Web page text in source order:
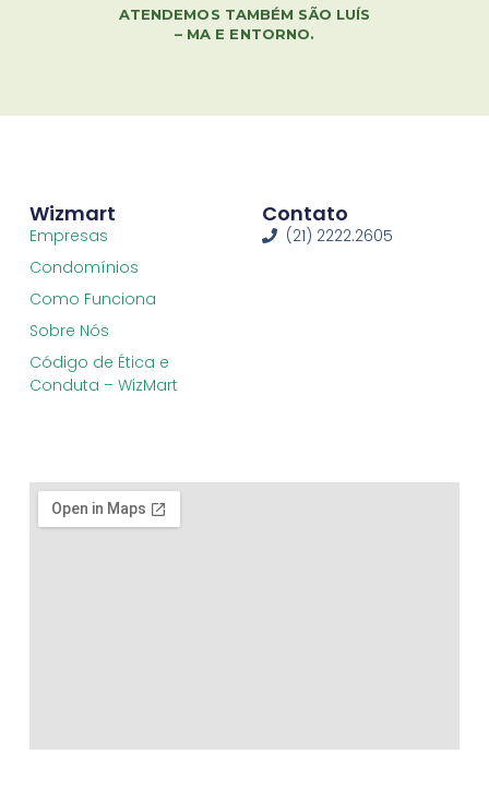
ATENDEMOS TAMBÉM SÃO LUÍS
– MA E ENTORNO.
Wizmart
Empresas
Condomínios
Como Funciona
Sobre Nós
Código de Ética e
Conduta – WizMart
Contato
(21) 2222.2605